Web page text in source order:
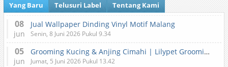
Yang Baru Telusuri Label Tentang Kami
08
jun
Jual Wallpaper Dinding Vinyl Motif Malang
Senin, 8 Juni 2026 Pukul 9.34
05
jun
Grooming Kucing & Anjing Cimahi | Lilypet Grooming & Pet Hotel
Jumat, 5 Juni 2026 Pukul 13.42